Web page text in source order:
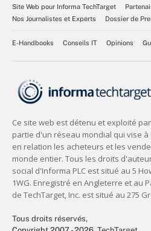
Site Web pour Informa TechTarget
Nos Journalistes et Experts
Dossier de
E-Handbooks Conseils IT Opinions
Tous droits réservés,